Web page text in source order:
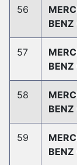
56
BENZ
57
BENZ
58
BENZ
59
BENZ